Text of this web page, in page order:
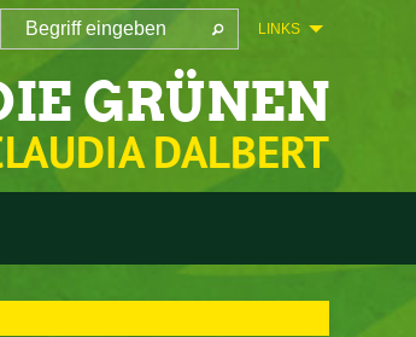
LINKS
GRÜNEN
DALBERT